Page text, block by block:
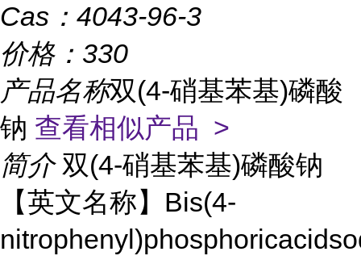
Cas： 4043-96-3
价格： 330
产品名称双(4-硝基苯基)磷酸
钠 查看相似产品 >
简介 双(4-硝基苯基)磷酸钠
【英文名称】Bis(4-